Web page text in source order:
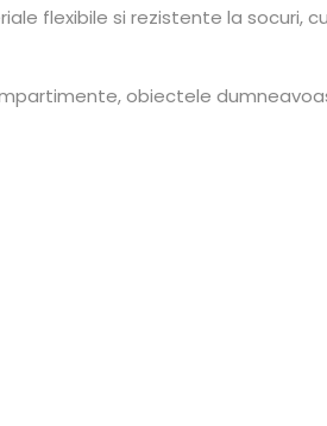
flexibile si rezistente la socuri,
obiectele